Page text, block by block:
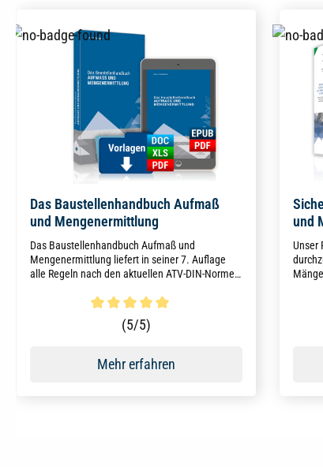
Das Baustellenhandbuch Aufmaß
und Mengenermittlung
Das Baustellenhandbuch Aufmaß und
Mengenermittlung liefert in seiner 7. Auflage
alle Regeln nach den aktuellen ATV-DIN-Normen
kommentiert und hilft so beim genauen Aufmaß
und der korrekten Abrechnung.
Durchschnittliche Bewertung von 5 von 5 Sternen
(5/5)
Mehr erfahren
und
Unser